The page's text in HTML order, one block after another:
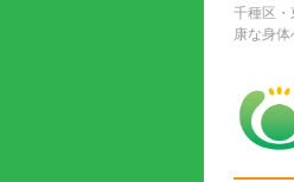
千種区・
康な身体